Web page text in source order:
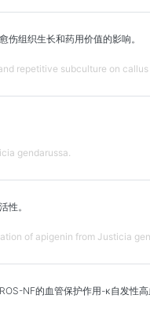
伤组织生长和药用价值的影响。
repetitive subculture on
gendarussa.
性。
of apigenin from Justicia
NF的血管保护作用-κ自发性高